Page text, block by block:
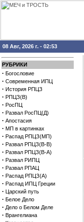
08 Авг, 2026 г. - 02:53
РУБРИКИ
· Богословие
· Современная ИПЦ
· История РПЦЗ
· РПЦЗ(В)
· РосПЦ
· Развал РосПЦ(Д)
· Апостасия
· МП в картинках
· Распад РПЦЗ(МП)
· Развал РПЦЗ(В-В)
· Развал РПЦЗ(В-А)
· Развал РИПЦ
· Развал РПАЦ
· Распад РПЦЗ(А)
· Распад ИПЦ Греции
· Царский путь
· Белое Дело
· Дело о Белом Деле
· Врангелиана